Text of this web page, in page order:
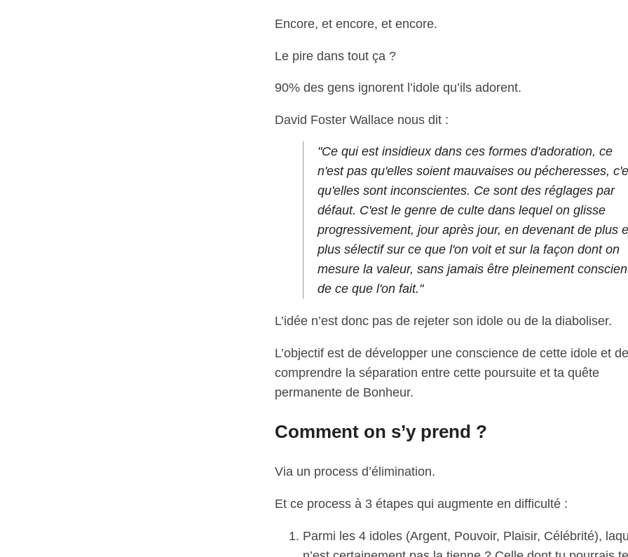
Encore, et encore, et encore.
Le pire dans tout ça ?
90% des gens ignorent l’idole qu’ils adorent.
David Foster Wallace nous dit :
"Ce qui est insidieux dans ces formes d'adoration, ce
n'est pas qu'elles soient mauvaises ou pécheresses,
qu'elles sont inconscientes. Ce sont des réglages par
défaut. C'est le genre de culte dans lequel on glisse
progressivement, jour après jour, en devenant de plus
plus sélectif sur ce que l'on voit et sur la façon dont on
mesure la valeur, sans jamais être pleinement
de ce que l'on fait."
L’idée n’est donc pas de rejeter son idole ou de la diaboliser.
L’objectif est de développer une conscience de cette idole et de
comprendre la séparation entre cette poursuite et ta quête
permanente de Bonheur.
Comment on s’y prend ?
Via un process d’élimination.
Et ce process à 3 étapes qui augmente en difficulté :
Parmi les 4 idoles (Argent, Pouvoir, Plaisir, Célébrité),